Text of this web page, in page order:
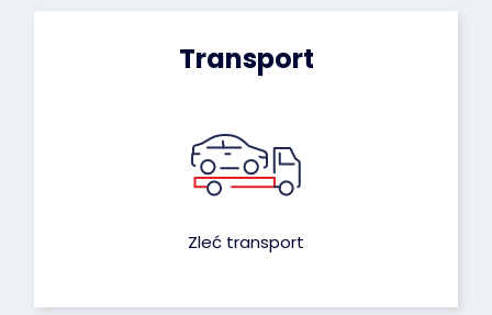
Transport
Zleć transport